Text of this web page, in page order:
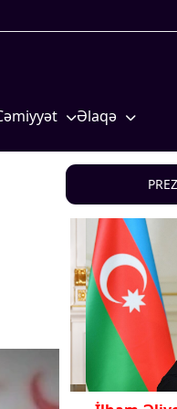
Məhkəmə və hüquq
Gənclər və İdman
Media və QHT
Sağlamlıq
Əlaqə